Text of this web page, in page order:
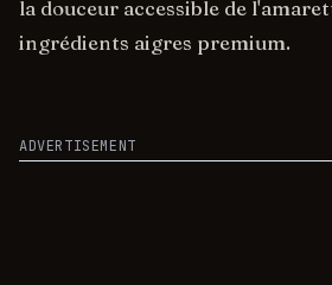
la douceur accessible de
ingrédients aigres premium.
ADVERTISEMENT